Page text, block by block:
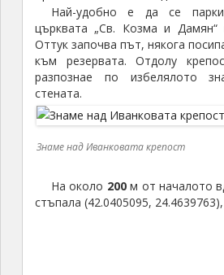
Най-удобно е да се
църквата „Св. Козма и Дамян“
Оттук започва път, някога
към резервата. Отдолу
разпознае по избелялото
стената.
Знаме над Иванковата крепост
На около 200м от началото
стъпала (42.0405095, 24.4639763),